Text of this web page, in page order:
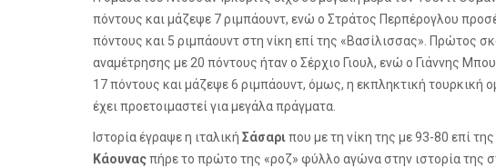
πόντους και μάζεψε 7 ριμπάουντ, ενώ ο Στράτος Περπέρογλου
πόντους και 5 ριμπάουντ στη νίκη επί της «Βασίλισσας». Πρώτος
αναμέτρησης με 20 πόντους ήταν ο Σέρχιο Γιουλ, ενώ ο Γιάννης
17 πόντους και μάζεψε 6 ριμπάουντ, όμως, η εκπληκτική τουρκική
έχει προετοιμαστεί για μεγάλα πράγματα.
Ιστορία έγραψε η ιταλική Σάσαριπου με τη νίκη της με 93-80 επί της
Κάουναςπήρε το πρώτο της «ροζ» φύλλο αγώνα στην ιστορία της